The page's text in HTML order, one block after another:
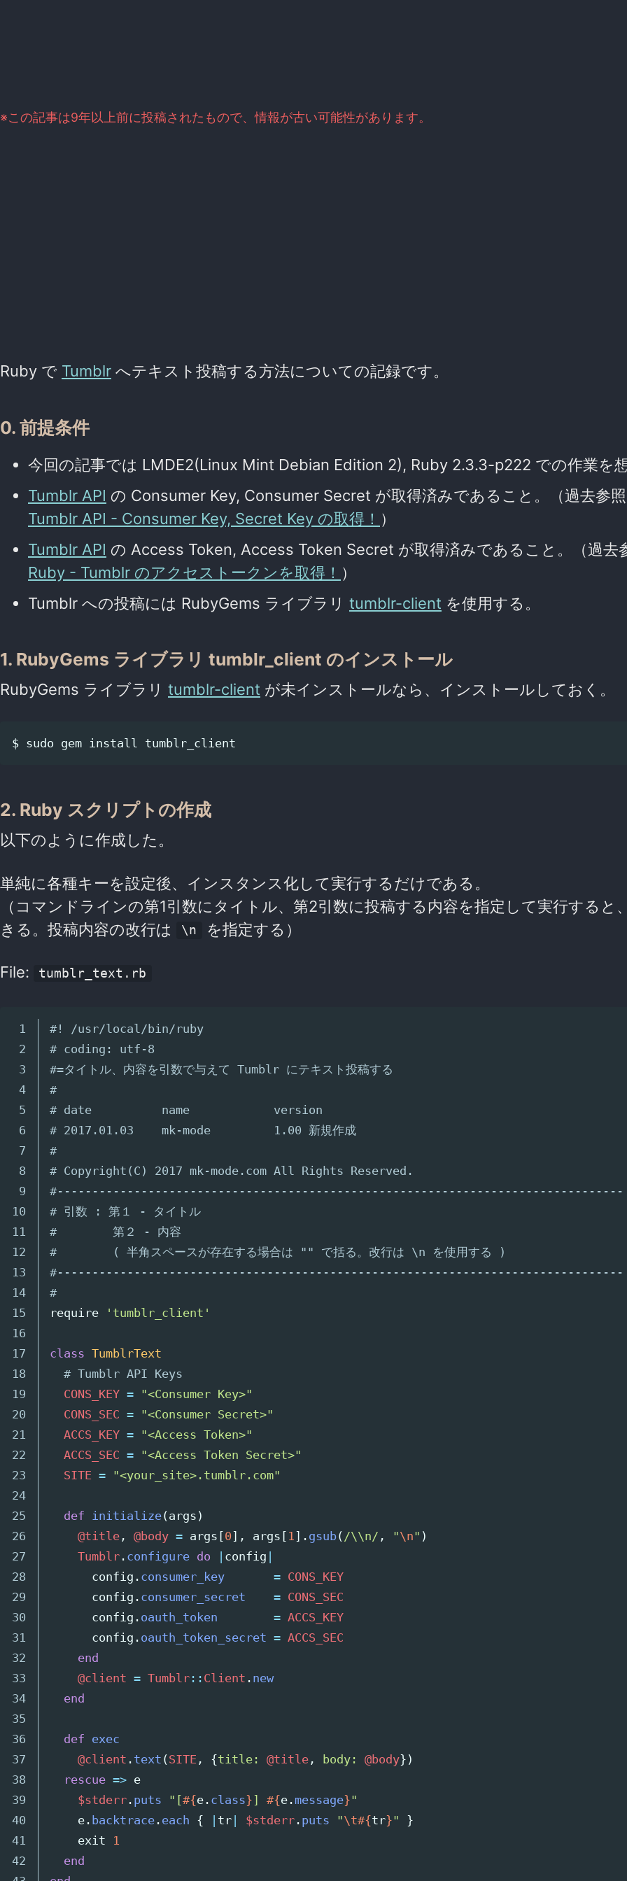
※この記事は9年以上前に投稿されたもので、情報が古い可能性があります。
Ruby で Tumblr へテキスト投稿する方法についての記録です。
0. 前提条件
今回の記事では LMDE2(Linux Mint Debian Edition 2), Ruby 2.3.3-p222 での作業を
Tumblr API の Consumer Key, Consumer Secret が取得済みであること。（過去参
Tumblr API - Consumer Key, Secret Key の取得！ ）
Tumblr API の Access Token, Access Token Secret が取得済みであること。（過去
Ruby - Tumblr のアクセストークンを取得！ ）
Tumblr への投稿には RubyGems ライブラリ tumblr-client を使用する。
1. RubyGems ライブラリ tumblr_client のインストール
RubyGems ライブラリ tumblr-client が未インストールなら、インストールしておく。
2. Ruby スクリプトの作成
以下のように作成した。
単純に各種キーを設定後、インスタンス化して実行するだけである。
（コマンドラインの第1引数にタイトル、第2引数に投稿する内容を指定して実行すると
きる。投稿内容の改行は
\n を指定する）
File: tumblr_text.rb
1
2
3
4
5
6
7
8
9
10
11
12
13
14
15
16
17
18
19
20
21
22
23
24
25
26
27
28
29
30
31
32
33
34
35
36
37
38
39
40
41
42
#! /usr/local/bin/ruby
# coding: utf-8
#=タイトル、内容を引数で与えて Tumblr にテキスト投稿する
#
# date          name            version
# 2017.01.03    mk-mode         1.00 新規作成
#
# Copyright(C) 2017 mk-mode.com All Rights Reserved.
#---------------------------------------------------------------------------------
# 引数 : 第１ - タイトル
#        第２ - 内容
#        ( 半角スペースが存在する場合は "" で括る。改行は \n を使用する )
#---------------------------------------------------------------------------------
#
require
'tumblr_client'
class TumblrText
# Tumblr API Keys
CONS_KEY =
"<Consumer Key>"
CONS_SEC =
"<Consumer Secret>"
ACCS_KEY =
"<Access Token>"
ACCS_SEC =
"<Access Token Secret>"
SITE = "<your_site>.tumblr.com"
def initialize( args )
@title , @body = args [0], args [ 1 ]. gsub( /\\n/ , "\n" )
Tumblr . configure do config
config . consumer_key = CONS_KEY
config . consumer_secret = CONS_SEC
config . oauth_token = ACCS_KEY
config . oauth_token_secret = ACCS_SEC
end
@client = Tumblr :: Client . new
end
def
exec
@client . text ( SITE , {title: @title , body: @body})
rescue => e
$stderr . puts "[#{e . class} ] #{e . message}"
e . backtrace . each { tr $stderr . puts "\t#{tr}"
}
exit
1
end